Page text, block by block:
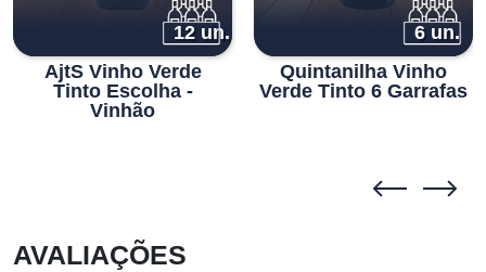
12 un.
AjtS Vinho Verde
Tinto Escolha -
Vinhão
6 un.
Quintanilha Vinho
Verde Tinto 6 Garrafas
AVALIAÇÕES